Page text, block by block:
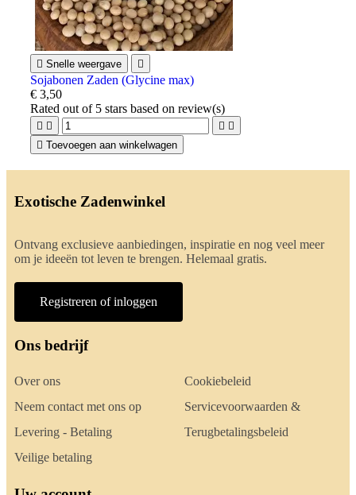
 Snelle weergave 
Sojabonen Zaden (Glycine max)
€ 3,50
Ratedout of 5 stars based onreview(s)
   
 Toevoegen aan winkelwagen
Exotische Zadenwinkel
Ontvang exclusieve aanbiedingen, inspiratie en nog veel meer
om je ideeën tot leven te brengen. Helemaal gratis.
Registreren of inloggen
Ons bedrijf
Over ons
Neem contact met ons op
Levering - Betaling
Veilige betaling
Cookiebeleid
Servicevoorwaarden &
Terugbetalingsbeleid